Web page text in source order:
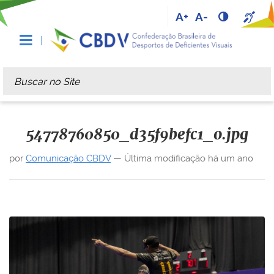
A+ A-
Busca
Busca Avançada…
54778760850_d35f9befc1_o.jpg
por Comunicação CBDV— Última modificação há um ano